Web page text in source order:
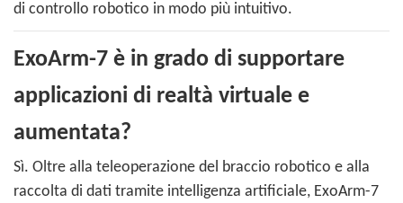
di controllo robotico in modo più intuitivo.
ExoArm-7 è in grado di supportare
applicazioni di realtà virtuale e
aumentata?
Sì. Oltre alla teleoperazione del braccio robotico e alla
raccolta di dati tramite intelligenza artificiale, ExoArm-7